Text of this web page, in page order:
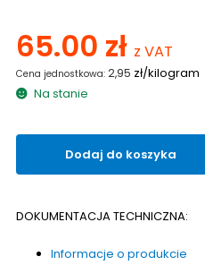
65.00 zł z VAT
2,95 zł/kilogram
Na stanie
ilość
Przeterminowana
zaprawa
MAPEI
22kg
Dodaj do koszyka
DOKUMENTACJA TECHNICZNA:
Informacje o produkcie